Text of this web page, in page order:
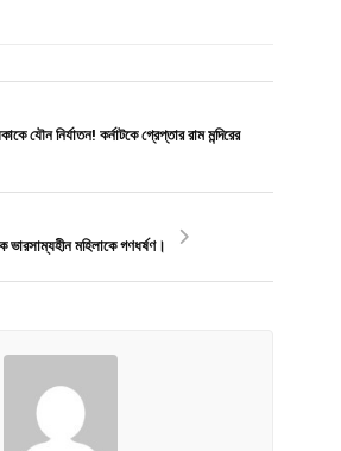
যৌন নির্যাতন! কর্নাটকে গ্রেপ্তার রাম মন্দিরের
মহিলাকে গণধর্ষণ।